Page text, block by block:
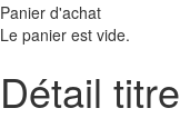
Panier d'achat
Le panier est vide.
Détail titre